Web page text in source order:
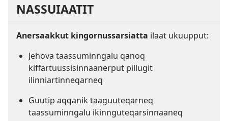
NASSUIAATIT
Anersaakkut kingornussarsiatta ilaat ukuupput:
Jehova taassuminngalu qanoq
kiffartuussisinnaanerput pillugit
ilinniartinneqarneq
Guutip aqqanik taaguuteqarneq
taassuminngalu ikinnguteqarsinnaaneq